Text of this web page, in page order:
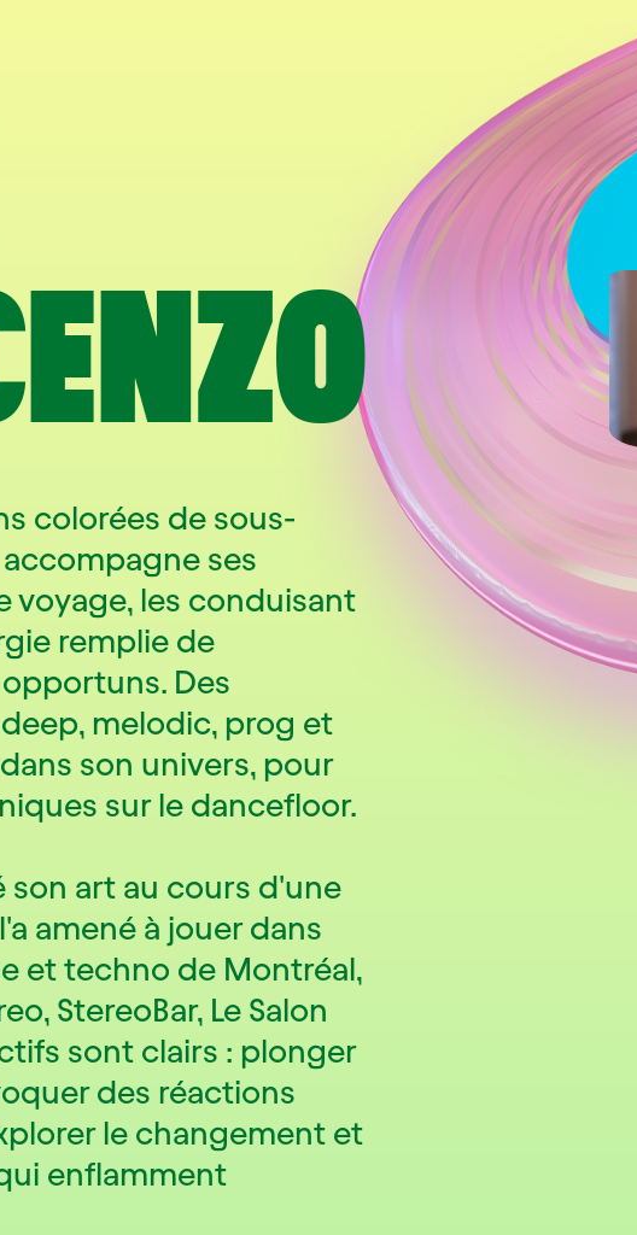
colorées de sous-
ses
voyage, les conduisant
remplie de
Des
melodic, prog et
son univers, pour
sur le dancefloor.
art au cours d'une
amené à jouer dans
et techno de Montréal,
StereoBar, Le Salon
sont clairs : plonger
des réactions
le changement et
enflamment